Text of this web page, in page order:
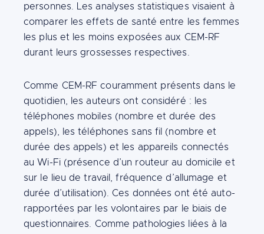
personnes. Les analyses statistiques visaient à
comparer les effets de santé entre les femmes
les plus et les moins exposées aux CEM-RF
durant leurs grossesses respectives.
Comme CEM-RF couramment présents dans le
quotidien, les auteurs ont considéré : les
téléphones mobiles (nombre et durée des
appels), les téléphones sans fil (nombre et
durée des appels) et les appareils connectés
au Wi-Fi (présence d’un routeur au domicile et
sur le lieu de travail, fréquence d’allumage et
durée d’utilisation). Ces données ont été auto-
rapportées par les volontaires par le biais de
questionnaires. Comme pathologies liées à la